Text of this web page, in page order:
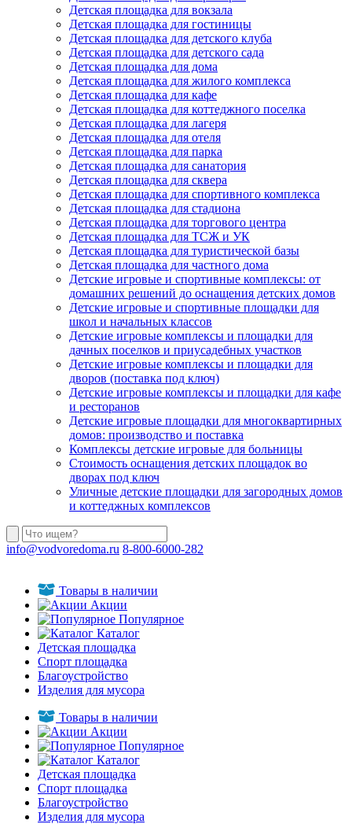
Детская площадка для вокзала
Детская площадка для гостиницы
Детская площадка для детского клуба
Детская площадка для детского сада
Детская площадка для дома
Детская площадка для жилого комплекса
Детская площадка для кафе
Детская площадка для коттеджного поселка
Детская площадка для лагеря
Детская площадка для отеля
Детская площадка для парка
Детская площадка для санатория
Детская площадка для сквера
Детская площадка для спортивного комплекса
Детская площадка для стадиона
Детская площадка для торгового центра
Детская площадка для ТСЖ и УК
Детская площадка для туристической базы
Детская площадка для частного дома
Детские игровые и спортивные комплексы: от
домашних решений до оснащения детских домов
Детские игровые и спортивные площадки для
школ и начальных классов
Детские игровые комплексы и площадки для
дачных поселков и приусадебных участков
Детские игровые комплексы и площадки для
дворов (поставка под ключ)
Детские игровые комплексы и площадки для кафе
и ресторанов
Детские игровые площадки для многоквартирных
домов: производство и поставка
Комплексы детские игровые для больницы
Стоимость оснащения детских площадок во
дворах под ключ
Уличные детские площадки для загородных домов
и коттеджных комплексов
info@vodvoredoma.ru 8-800-6000-282
Товары в наличии
Акции
Популярное
Каталог
Детская площадка
Спорт площадка
Благоустройство
Изделия для мусора
Товары в наличии
Акции
Популярное
Каталог
Детская площадка
Спорт площадка
Благоустройство
Изделия для мусора